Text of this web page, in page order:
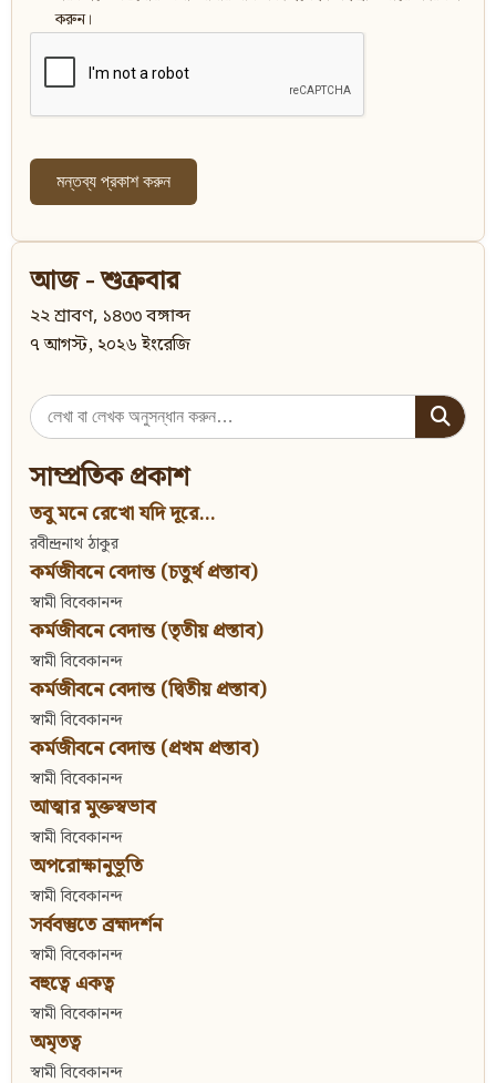
করুন।
আজ - শুক্রবার
২২ শ্রাবণ, ১৪৩৩ বঙ্গাব্দ
৭ আগস্ট, ২০২৬ ইংরেজি
Search
for:
সাম্প্রতিক প্রকাশ
তবু মনে রেখো যদি দূরে...
রবীন্দ্রনাথ ঠাকুর
কর্মজীবনে বেদান্ত (চতুর্থ প্রস্তাব)
স্বামী বিবেকানন্দ
কর্মজীবনে বেদান্ত (তৃতীয় প্রস্তাব)
স্বামী বিবেকানন্দ
কর্মজীবনে বেদান্ত (দ্বিতীয় প্রস্তাব)
স্বামী বিবেকানন্দ
কর্মজীবনে বেদান্ত (প্রথম প্রস্তাব)
স্বামী বিবেকানন্দ
আত্মার মুক্তস্বভাব
স্বামী বিবেকানন্দ
অপরোক্ষানুভূতি
স্বামী বিবেকানন্দ
সর্ববস্তুতে ব্রহ্মদর্শন
স্বামী বিবেকানন্দ
বহুত্বে একত্ব
স্বামী বিবেকানন্দ
অমৃতত্ব
স্বামী বিবেকানন্দ